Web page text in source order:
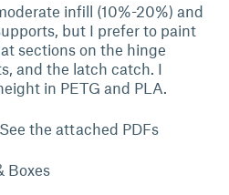
infill (10%-20%) and
but I prefer to paint
sections on the hinge
and the latch catch. I
in PETG and PLA.
the attached PDFs
Boxes